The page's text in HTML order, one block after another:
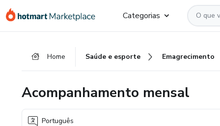
para
para
para
Categorias
Home Saúde e esporte Emagrecimento
Acompanhamento mensal
Português